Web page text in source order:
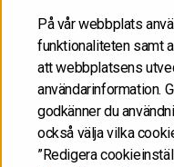
På vår webbplats
funktionaliteten samt
att webbplatsens
användarinformation.
godkänner du
också välja vilka
”Redigera
SIG
Informationen på de